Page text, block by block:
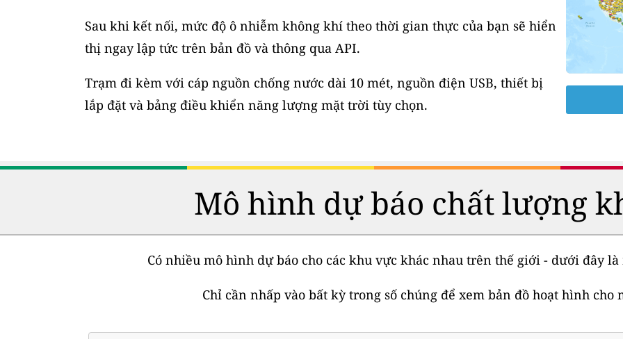
Sau khi kết nối, mức độ ô nhiễm không khí theo thời gian thực của bạn sẽ hiển
thị ngay lập tức trên bản đồ và thông qua API.
Trạm đi kèm với cáp nguồn chống nước dài 10 mét, nguồn điện USB, thiết bị
lắp đặt và bảng điều khiển năng lượng mặt trời tùy chọn.
Mô hình dự báo chất lượng
Có nhiều mô hình dự báo cho các khu vực khác nhau trên thế giới - dưới đây
Chỉ cần nhấp vào bất kỳ trong số chúng để xem bản đồ hoạt hình